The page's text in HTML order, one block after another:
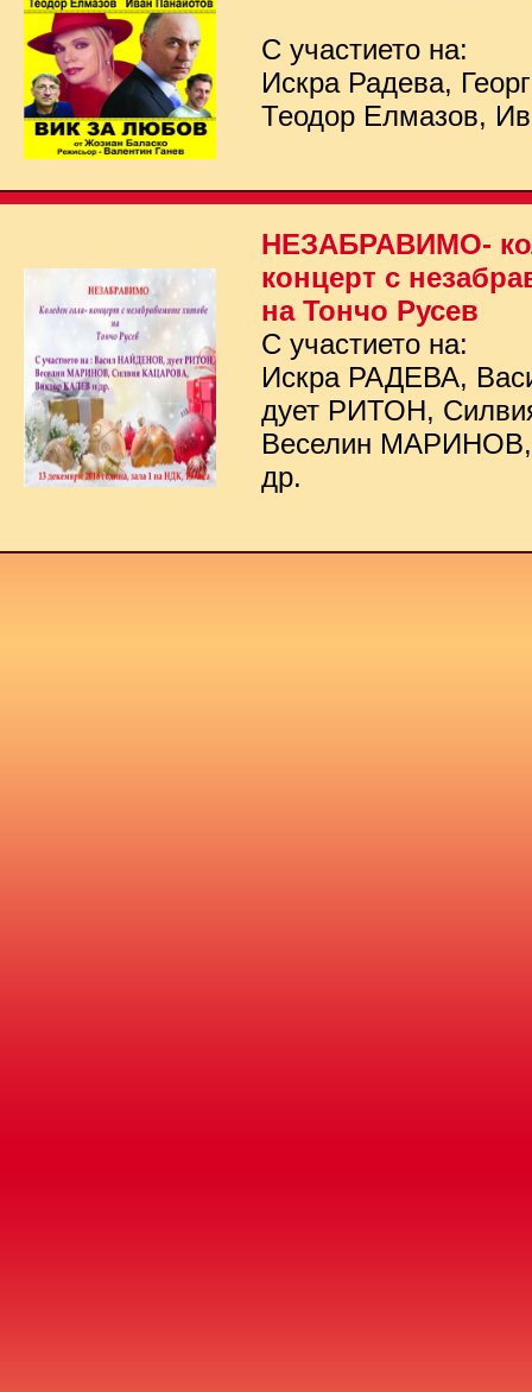
С участието на:
Искра Радева,
Теодор Елмазов,
НЕЗАБРАВИМО-
концерт с
на Тончо Русев
С участието на:
Искра РАДЕВА,
дует РИТОН,
Веселин
др.